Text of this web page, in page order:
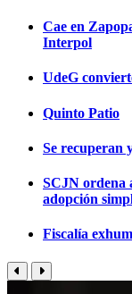
Cae en
Interpol
UdeG
Quinto Patio
Se recuperan
SCJN ordena
adopción
Fiscalía